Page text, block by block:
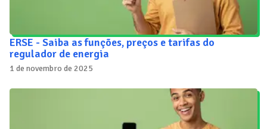
ERSE - Saiba as funções, preços e tarifas do
regulador de energia
1 de novembro de 2025